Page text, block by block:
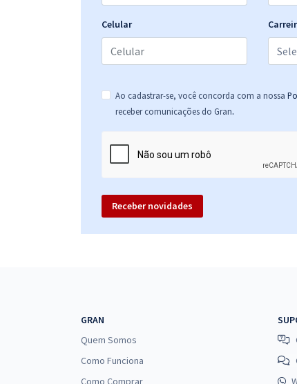
Celular
Ao cadastrar-se, você concorda com a nossa
receber comunicações do Gran.
Receber novidades
GRAN
Quem Somos
Como Funciona
Como Comprar